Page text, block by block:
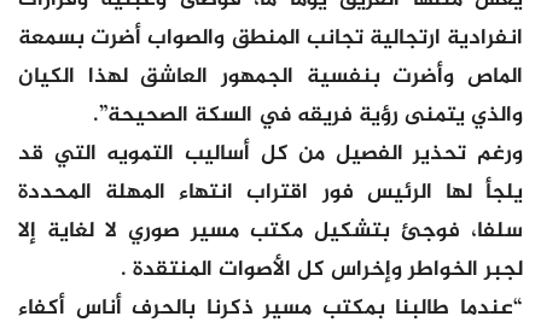
انفرادية ارتجالية تجانب المنطق والصواب أضرت بسمعة
الماص وأضرت بنفسية الجمهور العاشق لهذا الكيان
والذي يتمنى رؤية فريقه في السكة الصحيحة”.
ورغم تحذير الفصيل من كل أساليب التمويه التي قد
يلجأ لها الرئيس فور اقتراب انتهاء المهلة المحددة
سلفا، فوجئ بتشكيل مكتب مسير صوري لا لغاية إلا
لجبر الخواطر وإخراس كل الأصوات المنتقدة .
“عندما طالبنا بمكتب مسير ذكرنا بالحرف أناس أكفاء